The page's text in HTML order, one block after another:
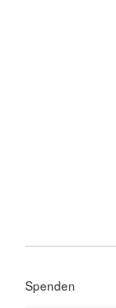
Spenden